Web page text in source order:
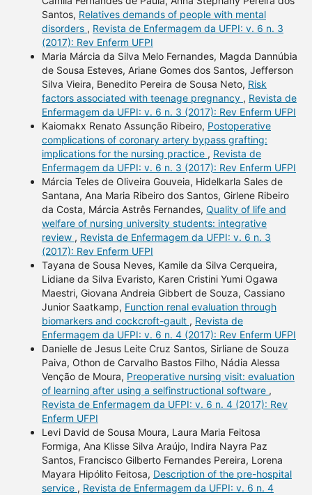
Santos, Relatives demands of people with mental
disorders , Revista de Enfermagem da UFPI: v. 6 n. 3
(2017): Rev Enferm UFPI
Maria Márcia da Silva Melo Fernandes, Magda Dannúbia
de Sousa Esteves, Ariane Gomes dos Santos, Jefferson
Silva Vieira, Benedito Pereira de Sousa Neto, Risk
factors associated with teenage pregnancy , Revista de
Enfermagem da UFPI: v. 6 n. 3 (2017): Rev Enferm UFPI
Kaiomakx Renato Assunção Ribeiro, Postoperative
complications of coronary artery bypass grafting:
implications for the nursing practice , Revista de
Enfermagem da UFPI: v. 6 n. 3 (2017): Rev Enferm UFPI
Márcia Teles de Oliveira Gouveia, Hidelkarla Sales de
Santana, Ana Maria Ribeiro dos Santos, Girlene Ribeiro
da Costa, Márcia Astrês Fernandes, Quality of life and
welfare of nursing university students: integrative
review , Revista de Enfermagem da UFPI: v. 6 n. 3
(2017): Rev Enferm UFPI
Tayana de Sousa Neves, Kamile da Silva Cerqueira,
Lidiane da Silva Evaristo, Karen Cristini Yumi Ogawa
Maestri, Giovana Andreia Gibbert de Souza, Cassiano
Junior Saatkamp, Function renal evaluation through
biomarkers and cockcroft-gault , Revista de
Enfermagem da UFPI: v. 6 n. 4 (2017): Rev Enferm UFPI
Danielle de Jesus Leite Cruz Santos, Sirliane de Souza
Paiva, Othon de Carvalho Bastos Filho, Nádia Alessa
Venção de Moura, Preoperative nursing visit: evaluation
of learning after using a selfinstructional software ,
Revista de Enfermagem da UFPI: v. 6 n. 4 (2017): Rev
Enferm UFPI
Levi David de Sousa Moura, Laura Maria Feitosa
Formiga, Ana Klisse Silva Araújo, Indira Nayra Paz
Santos, Francisco Gilberto Fernandes Pereira, Lorena
Mayara Hipólito Feitosa, Description of the pre-hospital
service , Revista de Enfermagem da UFPI: v. 6 n. 4